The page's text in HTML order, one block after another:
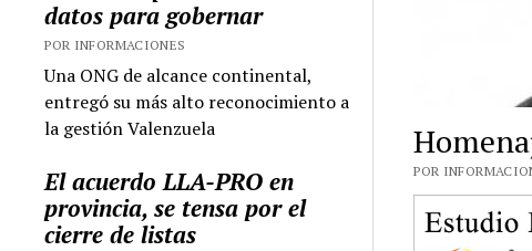
datos para gobernar
POR INFORMACIONES
Una ONG de alcance continental,
entregó su más alto reconocimiento a
la gestión Valenzuela
El acuerdo LLA-PRO en
provincia, se tensa por el
cierre de listas
POR